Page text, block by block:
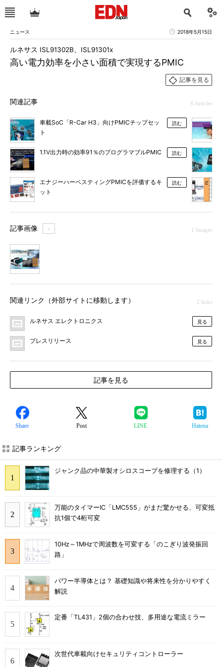
ニュース 2018年5月15日
高い電力効率を小さい面積で実現するPMIC
ルネサス ISL91302B、ISL91301x
記事を見る
関連記事 6 Articles
車載SoC「R-Car H3」向けPMICチップセッ
ト
読む
1.1V出力時の効率91％のプログラマブルPMIC 読む
エナジーハーベスティングPMICを評価するキ
ット
読む
記事画像 ＋ 1 Images
関連リンク（外部サイトに移動します） 2 links
ルネサス エレクトロニクス 見る
プレスリリース 見る
記事を見る
Share Post LINE Hatena
記事ランキング
ジャンク品の中華製オシロスコープを修理する（1）
万能のタイマーIC「LMC555」がまだ驚かせる、可変抵
抗1個で4桁可変
10Hz～1MHzで周波数を可変する「のこぎり波発振回
路」
パワー半導体とは？ 基礎知識や将来性を分かりやすく
解説
定番「TL431」2個の合わせ技、多用途な電流ミラー
次世代車載向けセキュリティコントローラー